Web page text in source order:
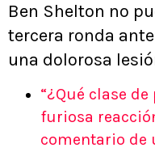
Ben Shelton no
tercera ronda
una dolorosa
“¿Qué clase de
furiosa
comentario de